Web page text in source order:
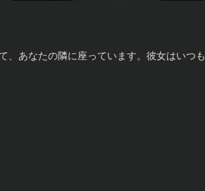
、あなたの隣に座っています。彼女はいつも